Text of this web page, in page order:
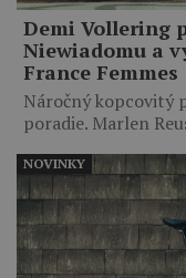
Demi Vollering
Niewiadomu a
France Femmes
Náročný kopcovitý
poradie. Marlen
NOVINKY